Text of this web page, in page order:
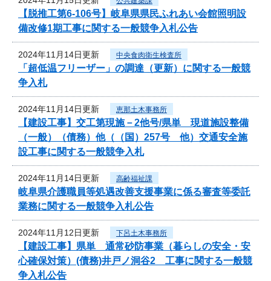
【脱推工第6-106号】岐阜県県民ふれあい会館照明設
備改修1期工事に関する一般競争入札公告
2024年11月14日更新 中央食肉衛生検査所
「超低温フリーザー」の調達（更新）に関する一般競
争入札
2024年11月14日更新 恵那土木事務所
【建設工事】交工第現施－2他号/県単 現道施設整備
（一般）（債務）他（（国）257号 他）交通安全施
設工事に関する一般競争入札
2024年11月14日更新 高齢福祉課
岐阜県介護職員等処遇改善支援事業に係る審査等委託
業務に関する一般競争入札公告
2024年11月12日更新 下呂土木事務所
【建設工事】県単 通常砂防事業（暮らしの安全・安
心確保対策）(債務)井戸ノ洞谷2 工事に関する一般競
争入札公告